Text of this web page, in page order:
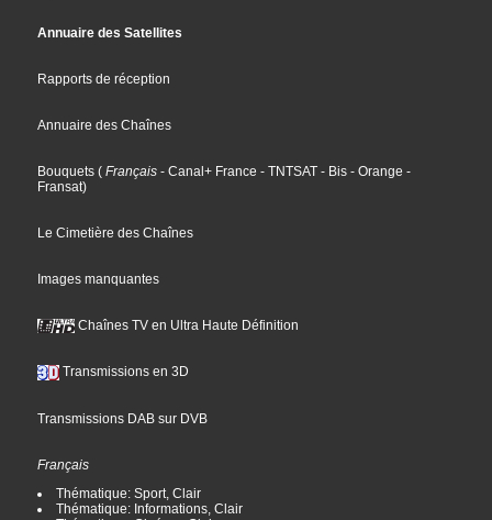
Annuaire des Satellites
Rapports de réception
Annuaire des Chaînes
Bouquets ( Français - Canal+ France - TNTSAT - Bis - Orange -
Fransat)
Le Cimetière des Chaînes
Images manquantes
Chaînes TV en Ultra Haute Définition
Transmissions en 3D
Transmissions DAB sur DVB
Français
Thématique: Sport, Clair
Thématique: Informations, Clair